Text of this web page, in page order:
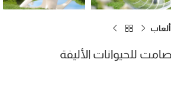
ألعاب
للحيوانات الأليفة